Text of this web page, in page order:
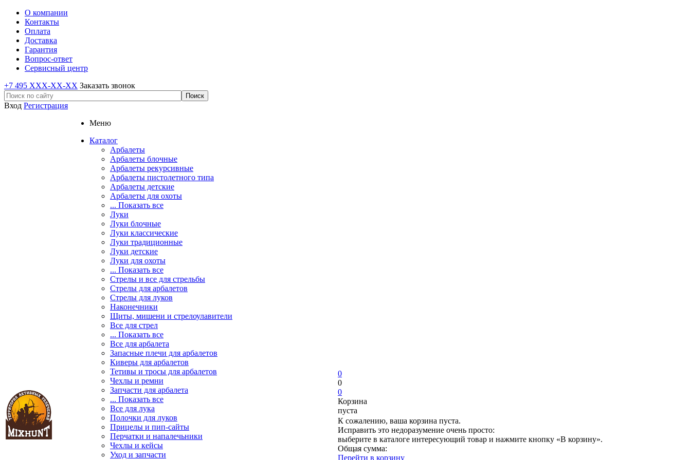
О компании
Контакты
Оплата
Доставка
Гарантия
Вопрос-ответ
Сервисный центр
+7 495 XXX-XX-XX Заказать звонок
Вход Регистрация
Меню
Каталог
Арбалеты
Арбалеты блочные
Арбалеты рекурсивные
Арбалеты пистолетного типа
Арбалеты детские
Арбалеты для охоты
... Показать все
Луки
Луки блочные
Луки классические
Луки традиционные
Луки детские
Луки для охоты
... Показать все
Стрелы и все для стрельбы
Стрелы для арбалетов
Стрелы для луков
Наконечники
Щиты, мишени и стрелоулавители
Все для стрел
... Показать все
Все для арбалета
Запасные плечи для арбалетов
Киверы для арбалетов
Тетивы и тросы для арбалетов
Чехлы и ремни
Запчасти для арбалета
... Показать все
Все для лука
Полочки для луков
Прицелы и пип-сайты
Перчатки и напалечьники
Чехлы и кейсы
Уход и запчасти
0
0
0
Корзина
пуста
К сожалению, ваша корзина пуста.
Исправить это недоразумение очень просто:
выберите в каталоге интересующий товар и нажмите кнопку «В корзину».
Общая сумма:
Перейти в корзину